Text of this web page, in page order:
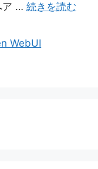
ア … 続きを読む
WebUI